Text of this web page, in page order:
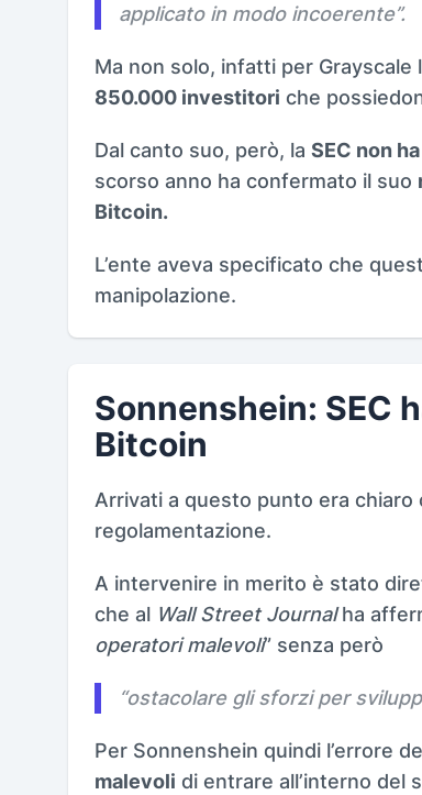
applicato in modo incoerente”.
Ma non solo, infatti per Grayscale
850.000 investitori che
Dal canto suo, però, la SEC non
scorso anno ha confermato il suo
Bitcoin.
L’ente aveva specificato che
manipolazione.
Sonnenshein: SEC
Bitcoin
Arrivati a questo punto era chiaro
regolamentazione.
A intervenire in merito è stato
che al Wall Street Journalha
operatori malevoli” senza però
“ostacolare gli sforzi per
Per Sonnenshein quindi l’errore
malevoli di entrare all’interno del